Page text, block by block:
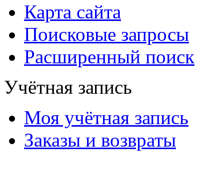
Карта сайта
Поисковые запросы
Расширенный поиск
Учётная запись
Моя учётная запись
Заказы и возвраты